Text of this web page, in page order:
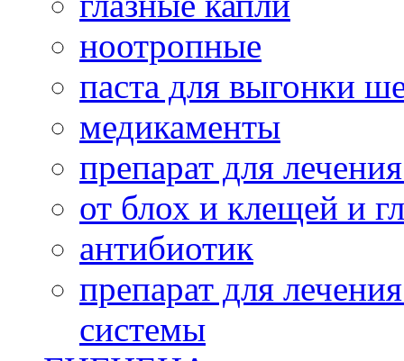
ноотропные
паста для выгонки
медикаменты
препарат для
от блох и клещей и
антибиотик
препарат для
системы